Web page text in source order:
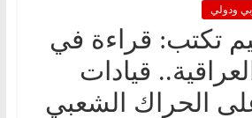
ودولي
تكتب: قراءة في
قيادات
الحراك الشعبي